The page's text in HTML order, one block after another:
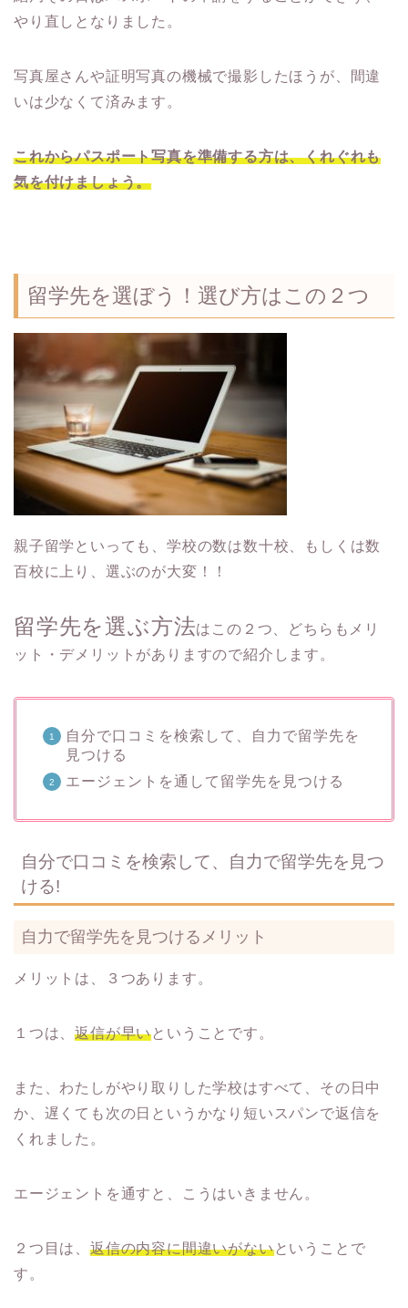
やり直しとなりました。
写真屋さんや証明写真の機械で撮影したほうが、間違
いは少なくて済みます。
これからパスポート写真を準備する方は、くれぐれも
気を付けましょう。
留学先を選ぼう！選び方はこの２つ
親子留学といっても、学校の数は数十校、もしくは数
百校に上り、選ぶのが大変！！
留学先を選ぶ方法はこの２つ、どちらもメリ
ット・デメリットがありますので紹介します。
自分で口コミを検索して、自力で留学先を
見つける
エージェントを通して留学先を見つける
自分で口コミを検索して、自力で留学先を見つ
ける!
自力で留学先を見つけるメリット
メリットは、３つあります。
１つは、返信が早いということです。
また、わたしがやり取りした学校はすべて、その日中
か、遅くても次の日というかなり短いスパンで返信を
くれました。
エージェントを通すと、こうはいきません。
２つ目は、 返信の内容に間違いがないということで
す。